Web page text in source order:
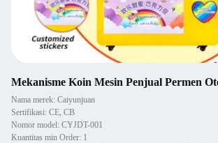
Mekanisme Koin Mesin Penjual Permen
Nama merek: Caiyunjuan
Sertifikasi: CE, CB
Nomor model: CYJDT-001
Kuantitas min Order: 1